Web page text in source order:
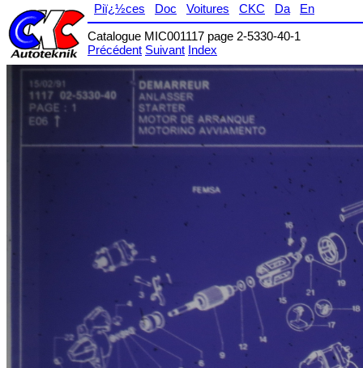
Piï¿½ces Doc Voitures CKC Da
En
Catalogue MIC001117 page 2-5330-40-1
Précédent Suivant Index